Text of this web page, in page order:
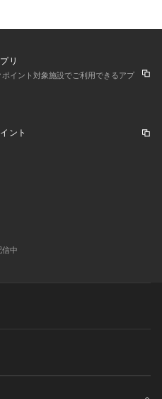
のも魅力。
てくれるバッグです。
トが美しいチェック柄。
あり、カジュアルにもきれい
。
、コーディネートを明るく爽
ルにもきれいめにも合わせや
リ
イント対象施設でご利用できるアプ
ント
信中